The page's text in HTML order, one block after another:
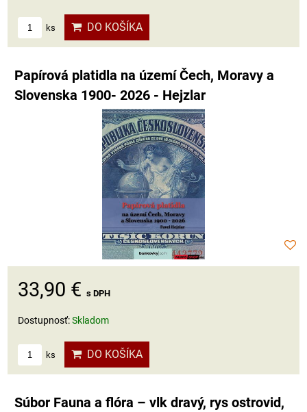
ks DO KOŠÍKA
Papírová platidla na území Čech, Moravy a
Slovenska 1900- 2026 - Hejzlar
33,90 € s DPH
Dostupnosť:Skladom
ks DO KOŠÍKA
Súbor Fauna a flóra – vlk dravý, rys ostrovid,